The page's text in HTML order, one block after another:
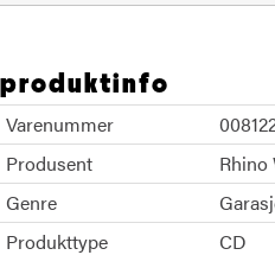
produktinfo
Varenummer
Produsent
Rhino
Genre
Produkttype
CD